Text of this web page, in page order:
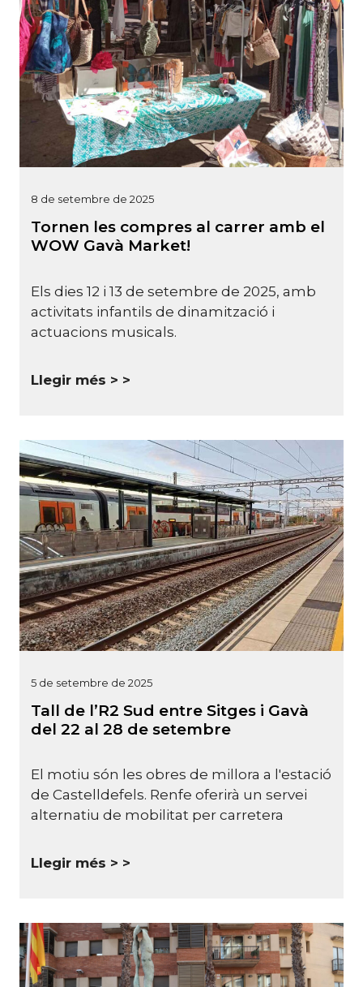
8 de setembre de 2025
Tornen les compres al carrer amb el
WOW Gavà Market!
Els dies 12 i 13 de setembre de 2025, amb
activitats infantils de dinamització i
actuacions musicals.
Llegir més >
5 de setembre de 2025
Tall de l’R2 Sud entre Sitges i Gavà
del 22 al 28 de setembre
El motiu són les obres de millora a l'estació
de Castelldefels. Renfe oferirà un servei
alternatiu de mobilitat per carretera
Llegir més >